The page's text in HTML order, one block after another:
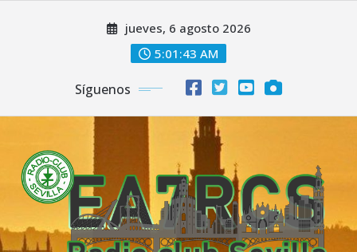
jueves, 6 agosto 2026
5:01:44 AM
Síguenos